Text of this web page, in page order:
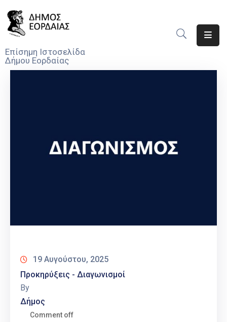
Επίσημη Ιστοσελίδα
Δήμου Εορδαίας
Ο
19 Αυγούστου, 2025
Προκηρύξεις - Διαγωνισμοί
By
Δήμος
Comment off